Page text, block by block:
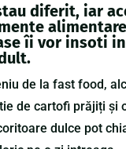
diferit, iar
alimentare
îi vor insoti
de la fast food,
de cartofi prăjiți și
dulce pot